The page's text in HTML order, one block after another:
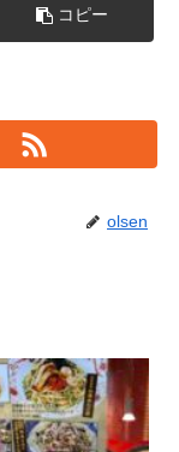
コピー
olsen